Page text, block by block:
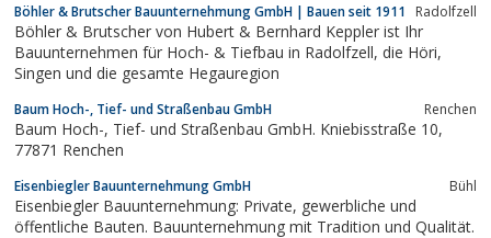
Böhler & Brutscher Bauunternehmung GmbH | Bauen seit 1911 Radolfzell
Böhler & Brutscher von Hubert & Bernhard Keppler ist Ihr
Bauunternehmen für Hoch- & Tiefbau in Radolfzell, die Höri,
Singen und die gesamte Hegauregion
Baum Hoch-, Tief- und Straßenbau GmbH Renchen
Baum Hoch-, Tief- und Straßenbau GmbH. Kniebisstraße 10,
77871 Renchen
Eisenbiegler Bauunternehmung GmbH Bühl
Eisenbiegler Bauunternehmung: Private, gewerbliche und
öffentliche Bauten. Bauunternehmung mit Tradition und Qualität.